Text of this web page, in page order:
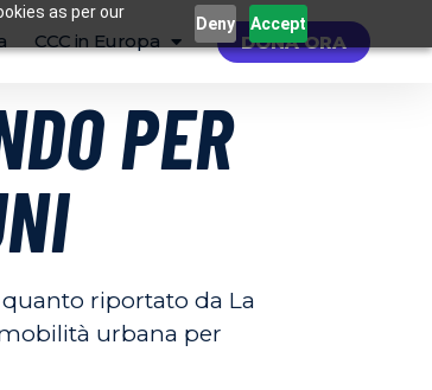
as per our
Deny Accept
CCC in Europa DONA ORA
PER
riportato da La
urbana per